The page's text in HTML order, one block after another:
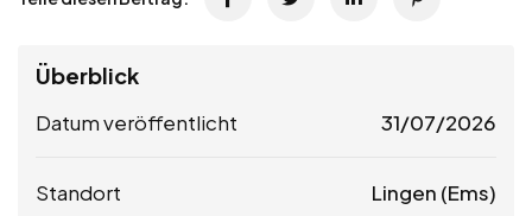
Überblick
Datum veröffentlicht 31/07/2026
Standort Lingen (Ems)